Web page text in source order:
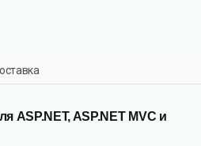
ASP.NET, ASP.NET MVC и